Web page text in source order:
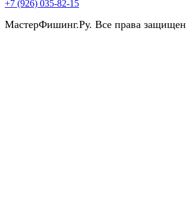
+7 (926) 035-82-15
МастерФишинг.Ру. Все права